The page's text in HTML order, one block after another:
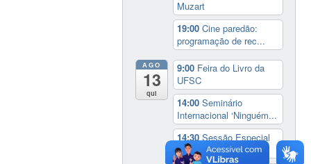
Muzart
19:00Cine paredão:
programação de rec...
AGO
13
qui
9:00 Feira do Livro da
UFSC
14:00Seminário
Internacional ‘Ninguém...
14:30Sessão Especial
do Conselho Esta...